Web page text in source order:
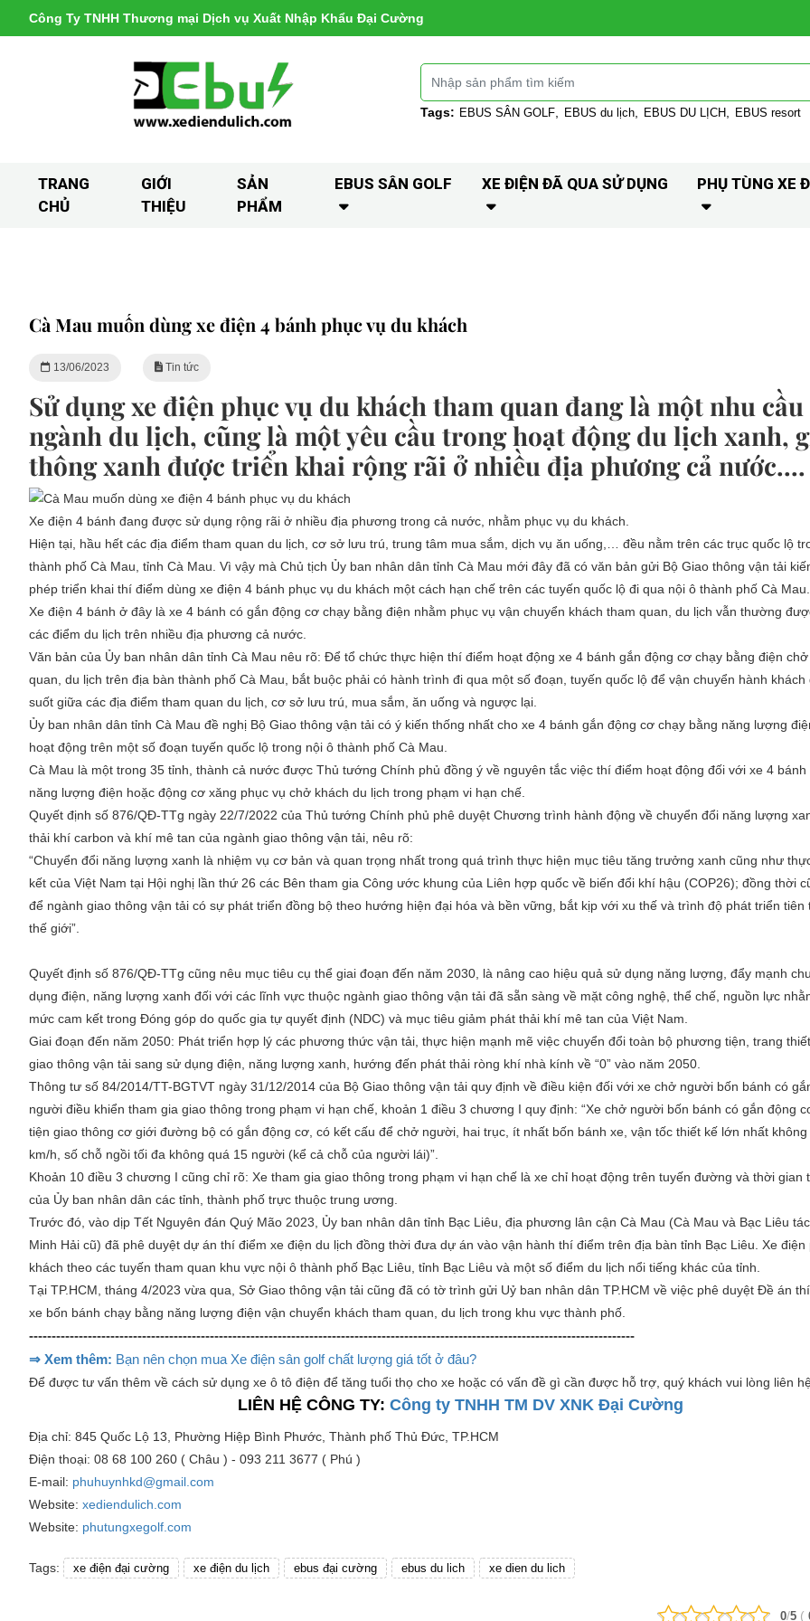
Công Ty TNHH Thương mại Dịch vụ Xuất Nhập Khẩu Đại Cường
Tags: EBUS SÂN GOLF EBUS du lịch EBUS DU LỊCH EBUS resort
TRANG
CHỦ
GIỚI
THIỆU
SẢN
PHẨM
EBUS SÂN GOLF XE ĐIỆN ĐÃ QUA SỬ DỤNG PHỤ TÙNG XE
Cà Mau muốn dùng xe điện 4 bánh phục vụ du khách
13/06/2023 Tin tức
Sử dụng xe điện phục vụ du khách tham quan đang là một nhu cầu
ngành du lịch, cũng là một yêu cầu trong hoạt động du lịch xanh,
thông xanh được triển khai rộng rãi ở nhiều địa phương cả nước....
Xe điện 4 bánh đang được sử dụng rộng rãi ở nhiều địa phương trong cả nước, nhằm phục vụ du khách.
Hiện tại, hầu hết các địa điểm tham quan du lịch, cơ sở lưu trú, trung tâm mua sắm, dịch vụ ăn uống,… đều nằm trên các trục quốc lộ
thành phố Cà Mau, tỉnh Cà Mau. Vì vậy mà Chủ tịch Ủy ban nhân dân tỉnh Cà Mau mới đây đã có văn bản gửi Bộ Giao thông vận tải
phép triển khai thí điểm dùng xe điện 4 bánh phục vụ du khách một cách hạn chế trên các tuyến quốc lộ đi qua nội ô thành phố Cà Mau.
Xe điện 4 bánh ở đây là xe 4 bánh có gắn động cơ chạy bằng điện nhằm phục vụ vận chuyển khách tham quan, du lịch vẫn thường
các điểm du lịch trên nhiều địa phương cả nước.
Văn bản của Ủy ban nhân dân tỉnh Cà Mau nêu rõ: Để tổ chức thực hiện thí điểm hoạt động xe 4 bánh gắn động cơ chạy bằng điện
quan, du lịch trên địa bàn thành phố Cà Mau, bắt buộc phải có hành trình đi qua một số đoạn, tuyến quốc lộ để vận chuyển hành khách
suốt giữa các địa điểm tham quan du lịch, cơ sở lưu trú, mua sắm, ăn uống và ngược lại.
Ủy ban nhân dân tỉnh Cà Mau đề nghị Bộ Giao thông vận tải có ý kiến thống nhất cho xe 4 bánh gắn động cơ chạy bằng năng lượng
hoạt động trên một số đoạn tuyến quốc lộ trong nội ô thành phố Cà Mau.
Cà Mau là một trong 35 tỉnh, thành cả nước được Thủ tướng Chính phủ đồng ý về nguyên tắc việc thí điểm hoạt động đối với xe 4 bánh
năng lượng điện hoặc động cơ xăng phục vụ chở khách du lịch trong phạm vi hạn chế.
Quyết định số 876/QĐ-TTg ngày 22/7/2022 của Thủ tướng Chính phủ phê duyệt Chương trình hành động về chuyển đổi năng lượng
thải khí carbon và khí mê tan của ngành giao thông vận tải, nêu rõ:
“Chuyển đổi năng lượng xanh là nhiệm vụ cơ bản và quan trọng nhất trong quá trình thực hiện mục tiêu tăng trưởng xanh cũng như
kết của Việt Nam tại Hội nghị lần thứ 26 các Bên tham gia Công ước khung của Liên hợp quốc về biến đổi khí hậu (COP26); đồng thời
để ngành giao thông vận tải có sự phát triển đồng bộ theo hướng hiện đại hóa và bền vững, bắt kịp với xu thế và trình độ phát triển tiên
thế giới”.
Quyết định số 876/QĐ-TTg cũng nêu mục tiêu cụ thể giai đoạn đến năm 2030, là nâng cao hiệu quả sử dụng năng lượng, đẩy mạnh
dụng điện, năng lượng xanh đối với các lĩnh vực thuộc ngành giao thông vận tải đã sẵn sàng về mặt công nghệ, thể chế, nguồn lực
mức cam kết trong Đóng góp do quốc gia tự quyết định (NDC) và mục tiêu giảm phát thải khí mê tan của Việt Nam.
Giai đoạn đến năm 2050: Phát triển hợp lý các phương thức vận tải, thực hiện mạnh mẽ việc chuyển đổi toàn bộ phương tiện, trang
giao thông vận tải sang sử dụng điện, năng lượng xanh, hướng đến phát thải ròng khí nhà kính về “0” vào năm 2050.
Thông tư số 84/2014/TT-BGTVT ngày 31/12/2014 của Bộ Giao thông vận tải quy định về điều kiện đối với xe chở người bốn bánh có
người điều khiển tham gia giao thông trong phạm vi hạn chế, khoản 1 điều 3 chương I quy định: “Xe chở người bốn bánh có gắn động
tiện giao thông cơ giới đường bộ có gắn động cơ, có kết cấu để chở người, hai trục, ít nhất bốn bánh xe, vận tốc thiết kế lớn nhất
km/h, số chỗ ngồi tối đa không quá 15 người (kể cả chỗ của người lái)”.
Khoản 10 điều 3 chương I cũng chỉ rõ: Xe tham gia giao thông trong phạm vi hạn chế là xe chỉ hoạt động trên tuyến đường và thời gian
của Ủy ban nhân dân các tỉnh, thành phố trực thuộc trung ương.
Trước đó, vào dịp Tết Nguyên đán Quý Mão 2023, Ủy ban nhân dân tỉnh Bạc Liêu, địa phương lân cận Cà Mau (Cà Mau và Bạc Liêu
Minh Hải cũ) đã phê duyệt dự án thí điểm xe điện du lịch đồng thời đưa dự án vào vận hành thí điểm trên địa bàn tỉnh Bạc Liêu. Xe điện
khách theo các tuyến tham quan khu vực nội ô thành phố Bạc Liêu, tỉnh Bạc Liêu và một số điểm du lịch nổi tiếng khác của tỉnh.
Tại TP.HCM, tháng 4/2023 vừa qua, Sở Giao thông vận tải cũng đã có tờ trình gửi Uỷ ban nhân dân TP.HCM về việc phê duyệt Đề án
xe bốn bánh chạy bằng năng lượng điện vận chuyển khách tham quan, du lịch trong khu vực thành phố.
--------------------------------------------------------------------------------------------------------------------------------------
⇒ Xem thêm: Bạn nên chọn mua Xe điện sân golf chất lượng giá tốt ở đâu?
Để được tư vấn thêm về cách sử dụng xe ô tô điện để tăng tuổi thọ cho xe hoặc có vấn đề gì cần được hỗ trợ, quý khách vui lòng liên
LIÊN HỆ CÔNG TY: Công ty TNHH TM DV XNK Đại Cường
Địa chỉ: 845 Quốc Lộ 13, Phường Hiệp Bình Phước, Thành phố Thủ Đức, TP.HCM
Điện thoại: 08 68 100 260 ( Châu ) - 093 211 3677 ( Phú )
E-mail: phuhuynhkd@gmail.com
Website: xediendulich.com
Website: phutungxegolf.com
Tags: xe điện đại cường xe điện du lịch ebus đại cường ebus du lich xe dien du lich
0/5 (